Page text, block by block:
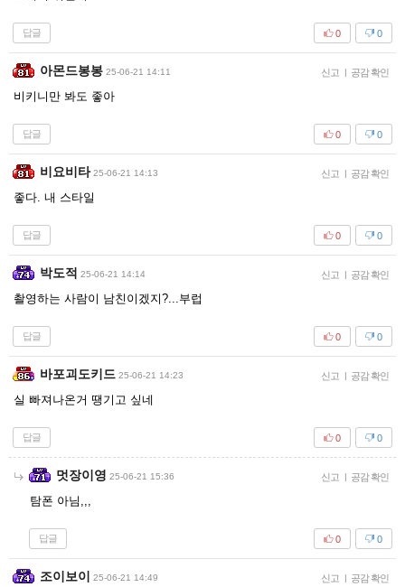
답글 0
0
아몬드봉봉 25-06-21 14:11 신고 | 공감 확인
비키니만 봐도 좋아
답글 0
0
비요비타 25-06-21 14:13 신고 | 공감 확인
좋다. 내 스타일
답글 0
0
박도적 25-06-21 14:14 신고 | 공감 확인
촬영하는 사람이 남친이겠지?...부럽
답글 0
0
바포괴도키드 25-06-21 14:23 신고 | 공감 확인
실 빠져나온거 땡기고 싶네
답글 0
0
멋장이영 25-06-21 15:36 신고 | 공감 확인
탐폰 아님,,,
답글 0
0
조이보이 25-06-21 14:49 신고 | 공감 확인